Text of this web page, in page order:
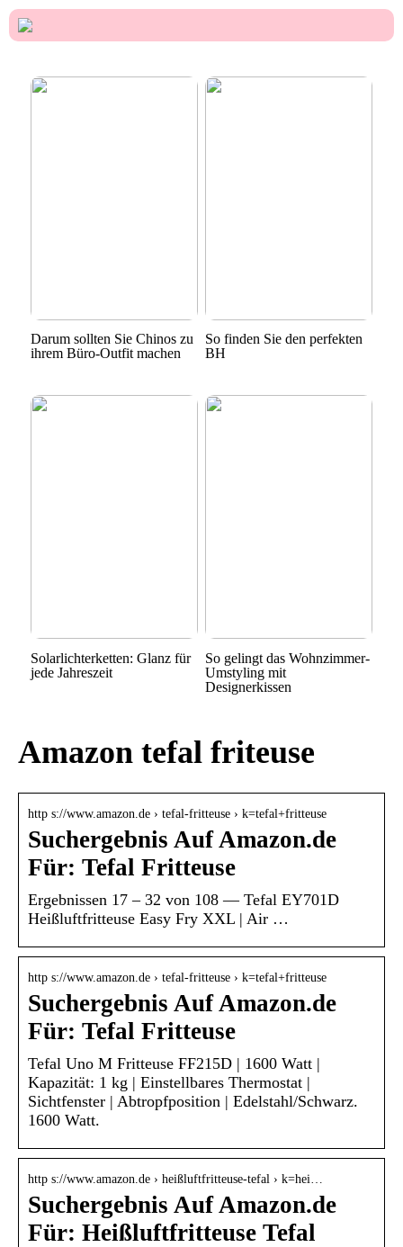
Darum sollten Sie Chinos zu
ihrem Büro-Outfit machen
So finden Sie den perfekten
BH
Solarlichterketten: Glanz für
jede Jahreszeit
So gelingt das Wohnzimmer-
Umstyling mit
Designerkissen
Amazon tefal friteuse
http s://www.amazon.de › tefal-fritteuse › k=tefal+fritteuse
Suchergebnis Auf Amazon.de
Für: Tefal Fritteuse
Ergebnissen 17 – 32 von 108 — Tefal EY701D
Heißluftfritteuse Easy Fry XXL | Air …
http s://www.amazon.de › tefal-fritteuse › k=tefal+fritteuse
Suchergebnis Auf Amazon.de
Für: Tefal Fritteuse
Tefal Uno M Fritteuse FF215D | 1600 Watt |
Kapazität: 1 kg | Einstellbares Thermostat |
Sichtfenster | Abtropfposition | Edelstahl/Schwarz.
1600 Watt.
http s://www.amazon.de › heißluftfritteuse-tefal › k=hei…
Suchergebnis Auf Amazon.de
Für: Heißluftfritteuse Tefal